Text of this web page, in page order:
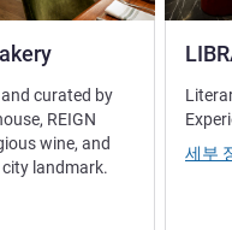
curated by
REIGN
wine, and
landmark.
세부